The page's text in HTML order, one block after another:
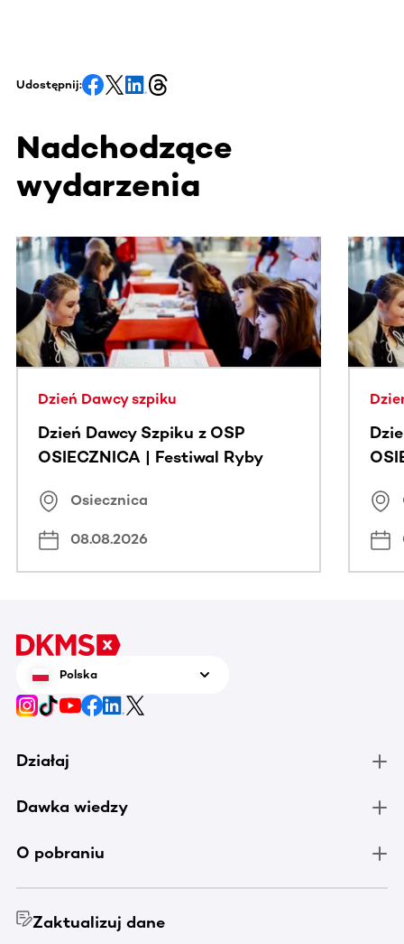
Udostępnij:
Nadchodzące
wydarzenia
Ta sekcja zawiera treści przewijane w poziomie. Użyj
Dzień Dawcy szpiku
Dzień Dawcy Szpiku z OSP
OSIECZNICA | Festiwal Ryby
Osiecznica
08.08.2026
Polska
Działaj
Dawka wiedzy
O pobraniu
Zaktualizuj dane